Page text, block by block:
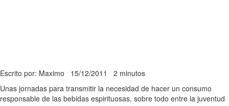
Escrito por: Maximo 15/12/2011 2 minutos
Unas jornadas para transmitir la necesidad de hacer un consumo
responsable de las bebidas espirituosas, sobre todo entre la juventud